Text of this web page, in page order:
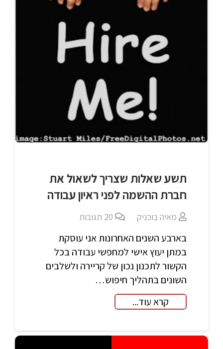
תשע שאלות שצריך לשאול את
חברת ההשמה לפני ראיון עבודה
מאיה בוכניק 20 תגובות
בארבע השנים האחרונות אני עוסקת
במתן יעוץ אישי למחפשי עבודה בכל
הקשור לתכנון נכון של קריירה ולשלבים
השונים בתהליך חיפוש…
קרא עוד...